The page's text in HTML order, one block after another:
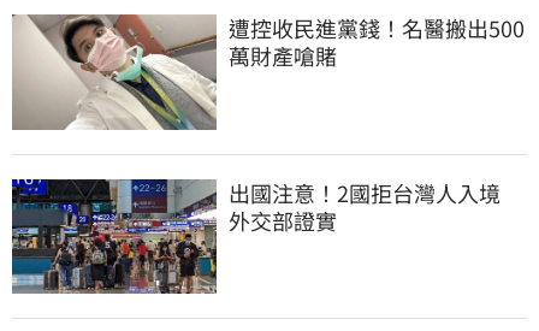
遭控收民進黨錢！名醫搬出500
萬財產嗆賭
出國注意！2國拒台灣人入境
外交部證實